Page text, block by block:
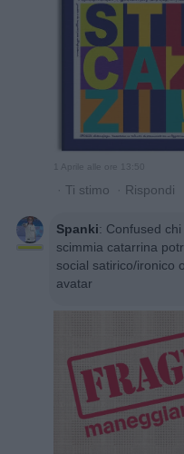
1 Aprile alle ore 13:50
· Ti stimo · Rispondi
Spanki: Confused
scimmia catarrina
social satirico/ironico
avatar